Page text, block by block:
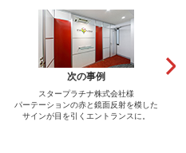
次の事例
スタープラチナ株式会社様
パーテーションの赤と鏡面反射を模した
サインが目を引くエントランスに。